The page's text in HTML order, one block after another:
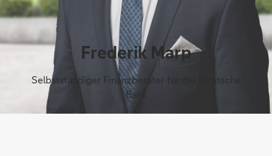
Frederik Marp
Selbstständiger Finanzberater für die Deutsche
Bank